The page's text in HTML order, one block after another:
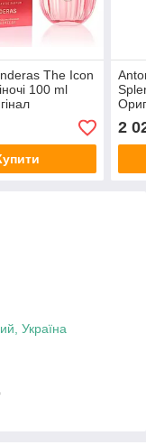
The Icon
100 ml
2
Україна